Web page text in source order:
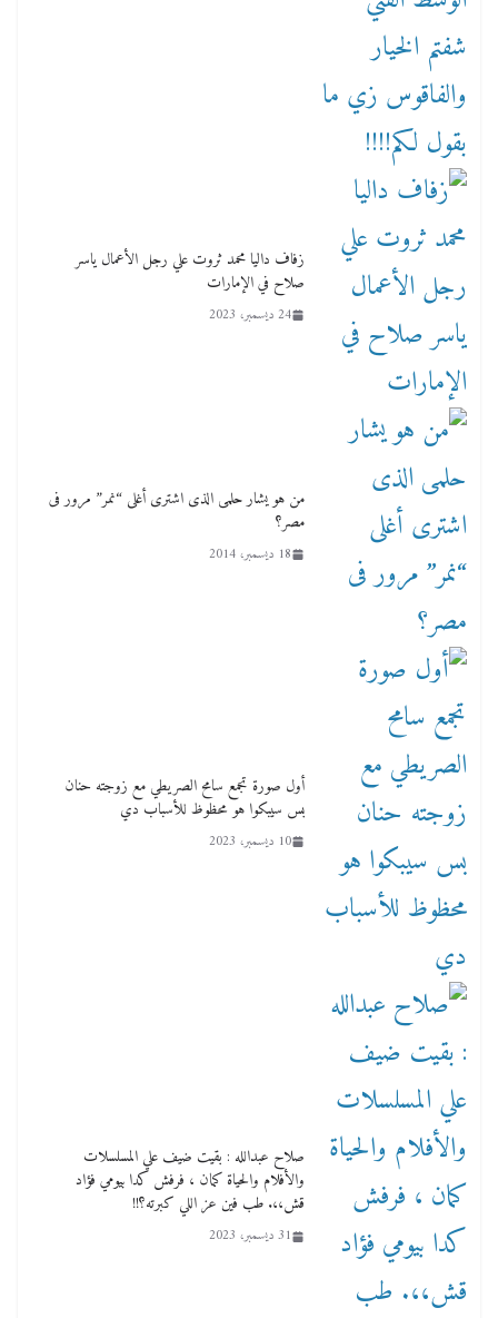
زفاف داليا محمد ثروت علي رجل الأعمال ياسر
صلاح في الإمارات
24 ديسمبر، 2023
من هو يشار حلمى الذى اشترى أغلى “نمر” مرور فى
مصر؟
18 ديسمبر، 2014
أول صورة تجمع سامح الصريطي مع زوجته حنان
بس سيبكوا هو محظوظ للأسباب دي
10 ديسمبر، 2023
صلاح عبدالله : بقيت ضيف علي المسلسلات
والأفلام والحياة كمان ، فرفش كدا بيومي فؤاد
قش،،. طب فين عز اللي كبرته؟!!
31 ديسمبر، 2023